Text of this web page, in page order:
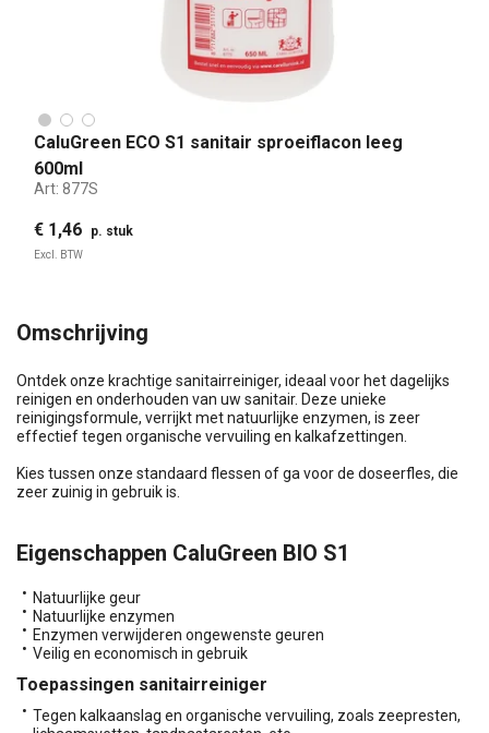
CaluGreen ECO S1 sanitair sproeiflacon leeg
600ml
Art: 877S
€ 1,46 p. stuk
Excl. BTW
Omschrijving
Ontdek onze krachtige sanitairreiniger, ideaal voor het dagelijks
reinigen en onderhouden van uw sanitair. Deze unieke
reinigingsformule, verrijkt met natuurlijke enzymen, is zeer
effectief tegen organische vervuiling en kalkafzettingen.
Kies tussen onze standaard flessen of ga voor de doseerfles, die
zeer zuinig in gebruik is.
Eigenschappen CaluGreen BIO S1
Natuurlijke geur
Natuurlijke enzymen
Enzymen verwijderen ongewenste geuren
Veilig en economisch in gebruik
Toepassingen sanitairreiniger
Tegen kalkaanslag en organische vervuiling, zoals zeepresten,